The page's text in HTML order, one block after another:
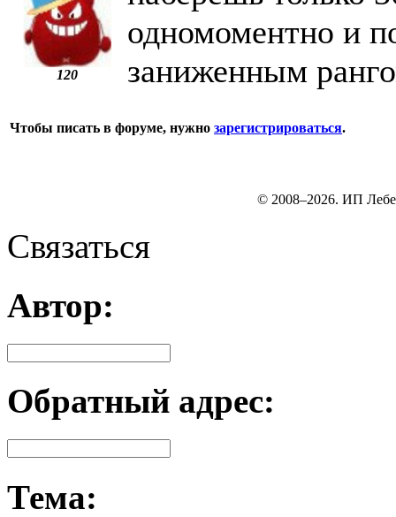
120
одномоментно и
заниженным
Чтобы писать в форуме, нужно зарегистрироваться.
© 2008–2026. ИП
Связаться
Автор:
Обратный адрес:
Тема: